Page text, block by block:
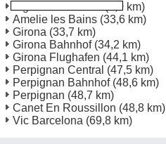
Figueres Bahnhof(0,0 km)
Amelie les Bains (33,6 km)
Girona (33,7 km)
Girona Bahnhof(34,2 km)
Girona Flughafen (44,1 km)
Perpignan Central (47,5 km)
Perpignan Bahnhof(48,6 km)
Perpignan (48,7 km)
Canet En Roussillon (48,8 km)
Vic Barcelona (69,8 km)